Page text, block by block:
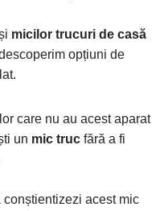
micilor trucuri de casă
opțiuni de
care nu au acest aparat
un mic truc fără a fi
conștientizezi acest mic